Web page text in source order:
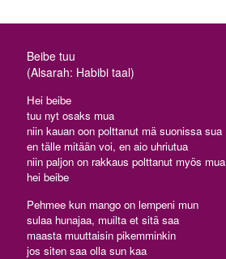
Beibe tuu
(Alsarah: Habibi taal)
Hei beibe
tuu nyt osaks mua
niin kauan oon polttanut mä suonissa sua
en tälle mitään voi, en aio uhriutua
niin paljon on rakkaus polttanut myös mua
hei beibe
Pehmee kun mango on lempeni mun
sulaa hunajaa, muilta et sitä saa
maasta muuttaisin pikemminkin
jos siten saa olla sun kaa